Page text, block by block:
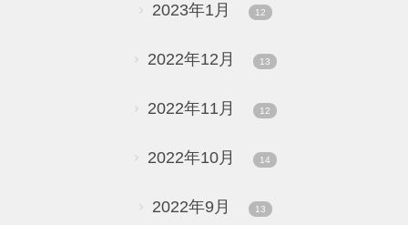
2023年1月 12
2022年12月 13
2022年11月 12
2022年10月 14
2022年9月 13